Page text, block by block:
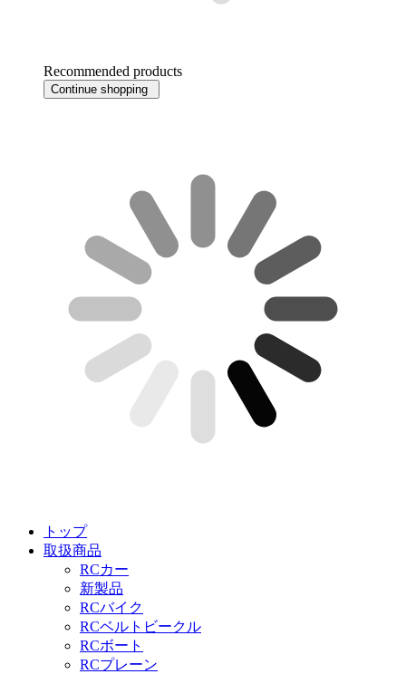
Recommended products
Continue shopping
トップ
取扱商品
RCカー
新製品
RCバイク
RCベルトビークル
RCボート
RCプレーン